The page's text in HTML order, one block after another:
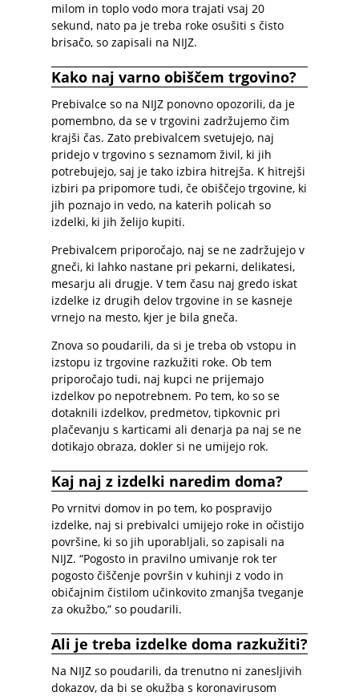
milom in toplo vodo mora trajati vsaj 20
sekund, nato pa je treba roke osušiti s čisto
brisačo, so zapisali na NIJZ.
Kako naj varno obiščem trgovino?
Prebivalce so na NIJZ ponovno opozorili, da je
pomembno, da se v trgovini zadržujemo čim
krajši čas. Zato prebivalcem svetujejo, naj
pridejo v trgovino s seznamom živil, ki jih
potrebujejo, saj je tako izbira hitrejša. K hitrejši
izbiri pa pripomore tudi, če obiščejo trgovine, ki
jih poznajo in vedo, na katerih policah so
izdelki, ki jih želijo kupiti.
Prebivalcem priporočajo, naj se ne zadržujejo v
gneči, ki lahko nastane pri pekarni, delikatesi,
mesarju ali drugje. V tem času naj gredo iskat
izdelke iz drugih delov trgovine in se kasneje
vrnejo na mesto, kjer je bila gneča.
Znova so poudarili, da si je treba ob vstopu in
izstopu iz trgovine razkužiti roke. Ob tem
priporočajo tudi, naj kupci ne prijemajo
izdelkov po nepotrebnem. Po tem, ko so se
dotaknili izdelkov, predmetov, tipkovnic pri
plačevanju s karticami ali denarja pa naj se ne
dotikajo obraza, dokler si ne umijejo rok.
Kaj naj z izdelki naredim doma?
Po vrnitvi domov in po tem, ko pospravijo
izdelke, naj si prebivalci umijejo roke in očistijo
površine, ki so jih uporabljali, so zapisali na
NIJZ. “Pogosto in pravilno umivanje rok ter
pogosto čiščenje površin v kuhinji z vodo in
običajnim čistilom učinkovito zmanjša tveganje
za okužbo,” so poudarili.
Ali je treba izdelke doma razkužiti?
Na NIJZ so poudarili, da trenutno ni zanesljivih
dokazov, da bi se okužba s koronavirusom